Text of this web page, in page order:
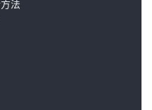
法